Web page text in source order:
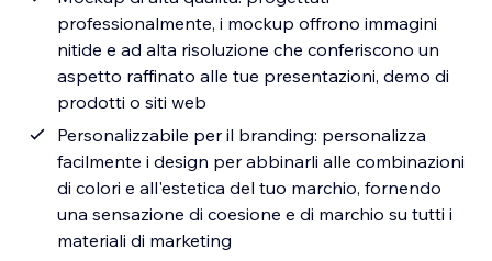
professionalmente, i mockup offrono immagini
nitide e ad alta risoluzione che conferiscono un
aspetto raffinato alle tue presentazioni, demo di
prodotti o siti web
Personalizzabile per il branding: personalizza
facilmente i design per abbinarli alle combinazioni
di colori e all'estetica del tuo marchio, fornendo
una sensazione di coesione e di marchio su tutti i
materiali di marketing